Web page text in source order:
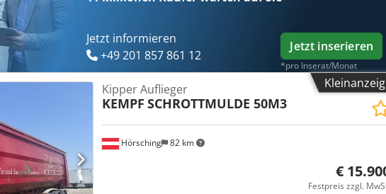
Jetzt informieren
+49 201 857 861 12
Jetzt inserieren
*pro Inserat/Monat
Hörsching 82 km
Kipper Auflieger
KEMPF SCHROTTMULDE 50M3
€
Festpreis zzgl.